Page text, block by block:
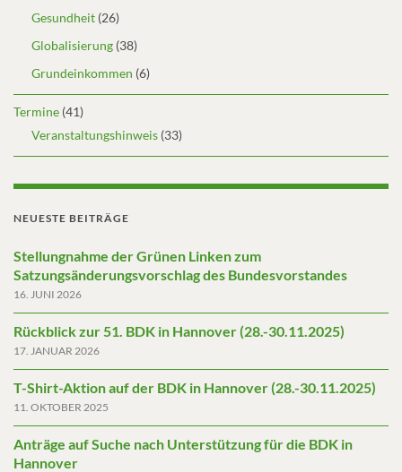
Gesundheit (26)
Globalisierung (38)
Grundeinkommen (6)
Termine (41)
Veranstaltungshinweis (33)
NEUESTE BEITRÄGE
Stellungnahme der Grünen Linken zum
Satzungsänderungsvorschlag des Bundesvorstandes
16. JUNI 2026
Rückblick zur 51. BDK in Hannover (28.-30.11.2025)
17. JANUAR 2026
T-Shirt-Aktion auf der BDK in Hannover (28.-30.11.2025)
11. OKTOBER 2025
Anträge auf Suche nach Unterstützung für die BDK in
Hannover